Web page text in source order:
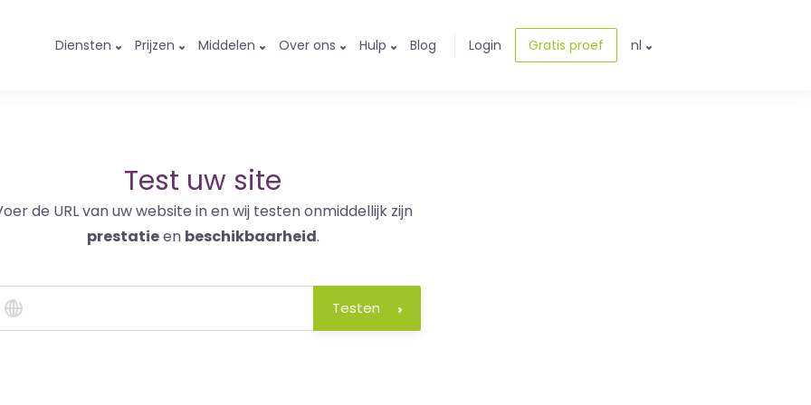
Diensten Prijzen Middelen Over ons Hulp Blog Login Gratis proef nl
Test uw site
de URL van uw website in en wij testen onmiddellijk zijn
prestatieen beschikbaarheid.
Testen